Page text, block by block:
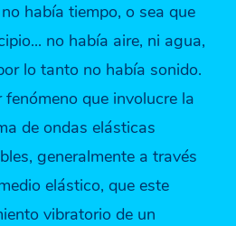
había tiempo, o sea que
no había aire, ni agua,
lo tanto no había sonido.
que involucre la
de ondas elásticas
generalmente a través
elástico, que este
vibratorio de un